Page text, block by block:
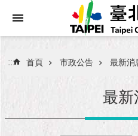
進
搜
::: 首頁 市政公告 最新消
最新